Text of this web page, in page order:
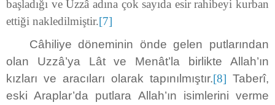
başladığı ve Uzzâ adına çok sayıda esir rahibeyi kurban
ettiği nakledilmiştir.[7]
Câhiliye döneminin önde gelen putlarından
olan Uzzâ’ya Lât ve Menât’la birlikte Allah’ın
kızları ve aracıları olarak tapınılmıştır.[8] Taberî,
eski Araplar’da putlara Allah’ın isimlerini verme